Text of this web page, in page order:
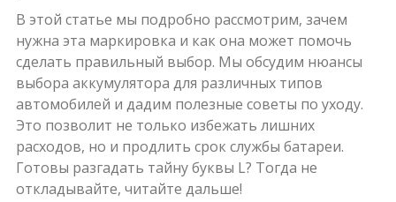
В этой статье мы подробно рассмотрим, зачем
нужна эта маркировка и как она может помочь
сделать правильный выбор. Мы обсудим нюансы
выбора аккумулятора для различных типов
автомобилей и дадим полезные советы по уходу.
Это позволит не только избежать лишних
расходов, но и продлить срок службы батареи.
Готовы разгадать тайну буквы L? Тогда не
откладывайте, читайте дальше!